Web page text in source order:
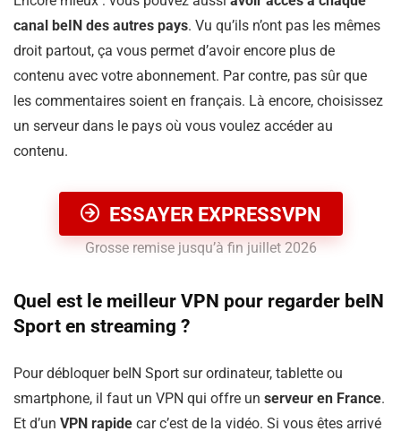
canal beIN des autres pays. Vu qu’ils n’ont pas les mêmes
droit partout, ça vous permet d’avoir encore plus de
contenu avec votre abonnement. Par contre, pas sûr que
les commentaires soient en français. Là encore, choisissez
un serveur dans le pays où vous voulez accéder au
contenu.
ESSAYER EXPRESSVPN
Grosse remise jusqu’à fin juillet 2026
Quel est le meilleur VPN pour regarder beIN
Sport en streaming ?
Pour débloquer beIN Sport sur ordinateur, tablette ou
smartphone, il faut un VPN qui offre un serveur en France.
Et d’un VPN rapide car c’est de la vidéo. Si vous êtes arrivé